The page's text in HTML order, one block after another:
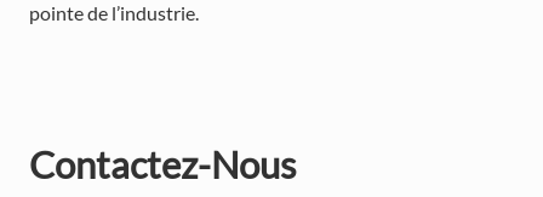
pointe de l’industrie.
Contactez-Nous